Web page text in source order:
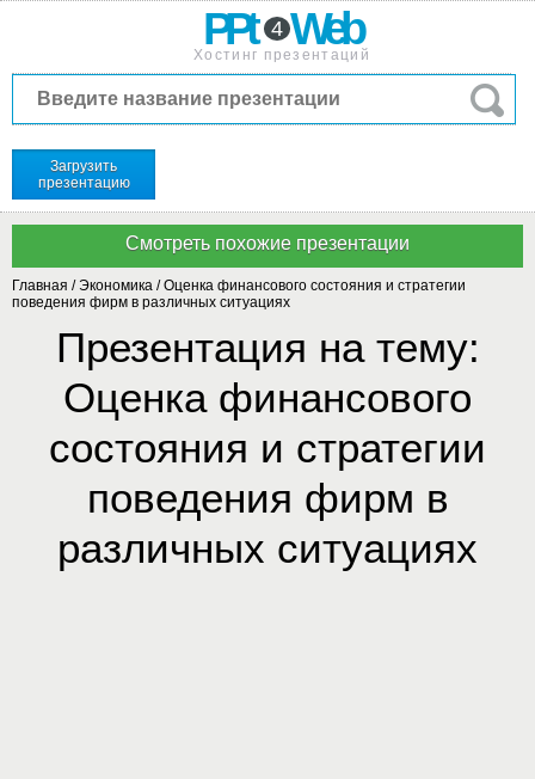
PPt 4 Web
Хостинг презентаций
Загрузить
презентацию
Главная /Экономика /Оценка финансового состояния и стратегии
поведения фирм в различных ситуациях
Презентация на тему:
Оценка финансового
состояния и стратегии
поведения фирм в
различных ситуациях